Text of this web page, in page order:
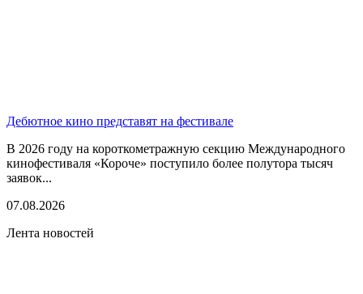
Дебютное кино представят на фестивале
В 2026 году на короткометражную секцию Международного
кинофестиваля «Короче» поступило более полутора тысяч
заявок...
07.08.2026
Лента новостей